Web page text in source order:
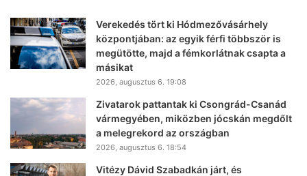
Verekedés tört ki Hódmezővásárhely
központjában: az egyik férfi többször is
megütötte, majd a fémkorlátnak csapta a
másikat
2026, augusztus 6. 19:08
Zivatarok pattantak ki Csongrád-Csanád
vármegyében, miközben jócskán megdőlt
a melegrekord az országban
2026, augusztus 6. 18:54
Vitézy Dávid Szabadkán járt, és